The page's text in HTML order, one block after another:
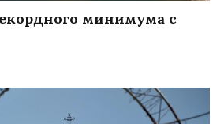
минимума с